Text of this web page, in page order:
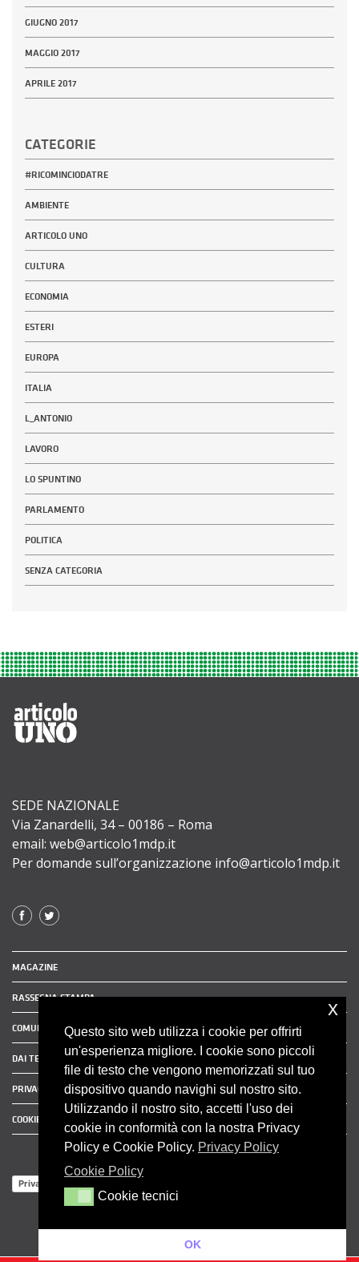
GIUGNO 2017
MAGGIO 2017
APRILE 2017
CATEGORIE
#RICOMINCIODATRE
AMBIENTE
ARTICOLO UNO
CULTURA
ECONOMIA
ESTERI
EUROPA
ITALIA
L_ANTONIO
LAVORO
LO SPUNTINO
PARLAMENTO
POLITICA
SENZA CATEGORIA
SEDE NAZIONALE
Via Zanardelli, 34 – 00186 – Roma
email: web@articolo1mdp.it
Per domande sull’organizzazione info@articolo1mdp.it
MAGAZINE
RASSEGNA STAMPA
COMUNICATI STAMPA
DAI TERRITORI
PRIVACY POLICY
COOKIE POLICY
Privacy Policy
Questo sito web utilizza i cookie per offrirti
un'esperienza migliore. I cookie sono piccoli
file di testo che vengono memorizzati sul tuo
dispositivo quando navighi sul nostro sito.
Utilizzando il nostro sito, accetti l'uso dei
cookie in conformità con la nostra Privacy
Policy e Cookie Policy. Privacy Policy
Cookie Policy
Cookie tecnici
Cookie tecnici
OK
x